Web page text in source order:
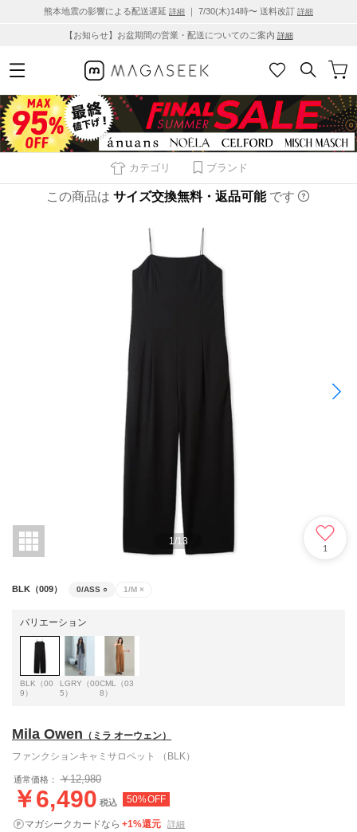
熊本地震の影響による配送遅延 詳細 ｜ 7/30(木)14時〜 送料改訂 詳細
【お知らせ】お盆期間の営業・配送についてのご案内 詳細
カテゴリ ブランド
この商品は サイズ交換無料・返品可能 です
1/13
1
BLK（009） 0/ASS ○ 1/M ×
バリエーション
BLK（00
9）
LGRY（00
5）
CML（03
8）
Mila Owen （ミラ オーウェン）
ファンクションキャミサロペット （BLK）
通常価格： ￥12,980
￥6,490 税込 50%OFF
マガシークカードなら +1%還元 詳細